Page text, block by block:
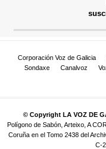
Corporación Voz de Galicia
Sondaxe
Canalvoz
© Copyright LA VOZ DE
Polígono de Sabón, Arteixo, A
Coruña en el Tomo 2438 del
C-